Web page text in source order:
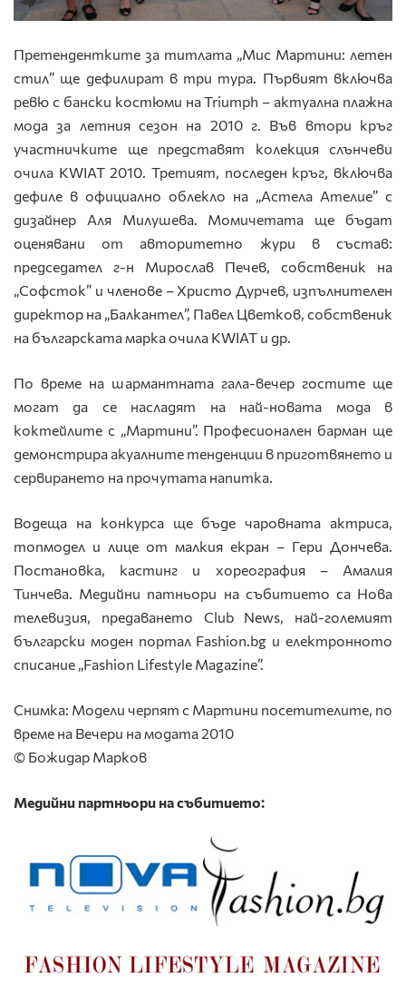
Претендентките за титлата „Мис Мартини: летен
стил” ще дефилират в три тура. Първият включва
ревю с бански костюми на Triumph – актуална плажна
мода за летния сезон на 2010 г. Във втори кръг
участничките ще представят колекция слънчеви
очила KWIAT 2010. Третият, последен кръг, включва
дефиле в официално облекло на „Астела Ателие” с
дизайнер Аля Милушева. Момичетата ще бъдат
оценявани от авторитетно жури в състав:
председател г-н Мирослав Печев, собственик на
„Софсток” и членове – Христо Дурчев, изпълнителен
директор на „Балкантел”, Павел Цветков, собственик
на българската марка очила KWIAT и др.
По време на шармантната гала-вечер гостите ще
могат да се насладят на най-новата мода в
коктейлите с „Мартини”. Професионален барман ще
демонстрира акуалните тенденции в приготвянето и
сервирането на прочутата напитка.
Водеща на конкурса ще бъде чаровната актриса,
топмодел и лице от малкия екран – Гери Дончева.
Постановка, кастинг и хореография – Амалия
Тинчева. Медийни патньори на събитието са Нова
телевизия, предаването Club News, най-големият
български моден портал Fashion.bg и електронното
списание „Fashion Lifestyle Magazine”.
Снимка: Модели черпят с Мартини посетителите, по
време на Вечери на модата 2010
© Божидар Марков
Медийни партньори на събитието: